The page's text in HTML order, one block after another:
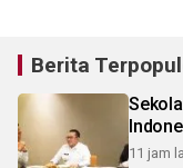
Berita
11 jam